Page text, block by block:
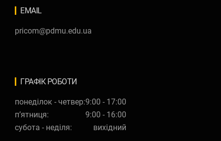
EMAIL
pricom@pdmu.edu.ua
ГРАФІК РОБОТИ
понеділок - четвер:9:00 - 17:00
п’ятниця:
9:00 - 16:00
субота - неділя:
вихідний